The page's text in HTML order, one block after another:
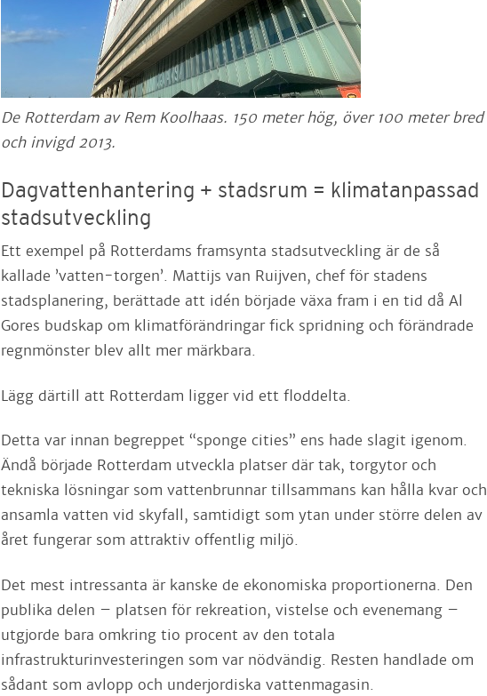
De Rotterdam av Rem Koolhaas. 150 meter hög, över 100 meter bred
och invigd 2013.
Dagvattenhantering + stadsrum = klimatanpassad
stadsutveckling
Ett exempel på Rotterdams framsynta stadsutveckling är de så
kallade ’vatten-torgen’. Mattijs van Ruijven, chef för stadens
stadsplanering, berättade att idén började växa fram i en tid då Al
Gores budskap om klimatförändringar fick spridning och förändrade
regnmönster blev allt mer märkbara.
Lägg därtill att Rotterdam ligger vid ett floddelta.
Detta var innan begreppet “sponge cities” ens hade slagit igenom.
Ändå började Rotterdam utveckla platser där tak, torgytor och
tekniska lösningar som vattenbrunnar tillsammans kan hålla kvar och
ansamla vatten vid skyfall, samtidigt som ytan under större delen av
året fungerar som attraktiv offentlig miljö.
Det mest intressanta är kanske de ekonomiska proportionerna. Den
publika delen – platsen för rekreation, vistelse och evenemang –
utgjorde bara omkring tio procent av den totala
infrastrukturinvesteringen som var nödvändig. Resten handlade om
sådant som avlopp och underjordiska vattenmagasin.